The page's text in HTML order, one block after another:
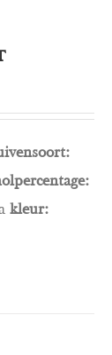
kleur: